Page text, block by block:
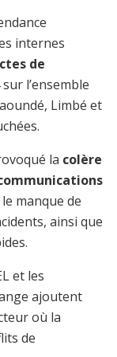
internes
de
l’ensemble
Limbé et
la colère
manque de
ainsi que
et les
ajoutent
où la
de